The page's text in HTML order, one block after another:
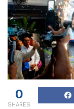
0
SHARES